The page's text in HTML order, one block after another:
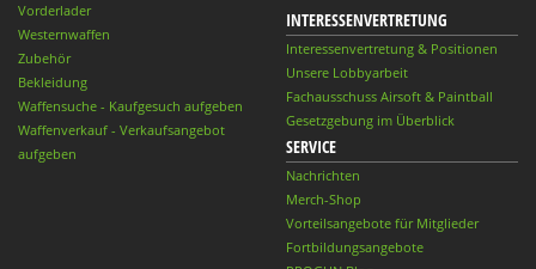
Vorderlader
Westernwaffen
Zubehör
Bekleidung
Waffensuche - Kaufgesuch aufgeben
Waffenverkauf - Verkaufsangebot
aufgeben
INTERESSENVERTRETUNG
Interessenvertretung & Positionen
Unsere Lobbyarbeit
Fachausschuss Airsoft & Paintball
Gesetzgebung im Überblick
SERVICE
Nachrichten
Merch-Shop
Vorteilsangebote für Mitglieder
Fortbildungsangebote